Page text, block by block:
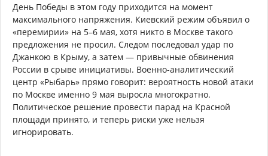
День Победы в этом году приходится на момент
максимального напряжения. Киевский режим объявил о
«перемирии» на 5–6 мая, хотя никто в Москве такого
предложения не просил. Следом последовал удар по
Джанкою в Крыму, а затем — привычные обвинения
России в срыве инициативы. Военно-аналитический
центр «Рыбарь» прямо говорит: вероятность новой атаки
по Москве именно 9 мая выросла многократно.
Политическое решение провести парад на Красной
площади принято, и теперь риски уже нельзя
игнорировать.